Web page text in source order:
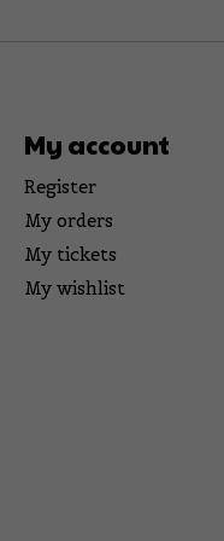
My account
Register
My orders
My tickets
My wishlist